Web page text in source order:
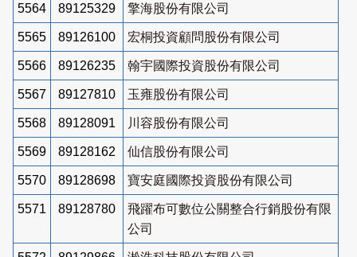
5564 89125329 擎海股份有限公司
5565 89126100 宏桐投資顧問股份有限公司
5566 89126235 翰宇國際投資股份有限公司
5567 89127810 玉雍股份有限公司
5568 89128091 川容股份有限公司
5569 89128162 仙信股份有限公司
5570 89128698 寶安庭國際投資股份有限公司
5571 89128780
飛躍布可數位公關整合行銷股份有限
公司